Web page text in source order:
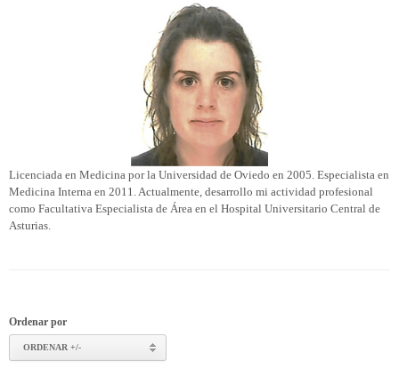
Licenciada en Medicina por la Universidad de Oviedo en 2005. Especialista en
Medicina Interna en 2011. Actualmente, desarrollo mi actividad profesional
como Facultativa Especialista de Área en el Hospital Universitario Central de
Asturias.
Ordenar por
ORDENAR +/-